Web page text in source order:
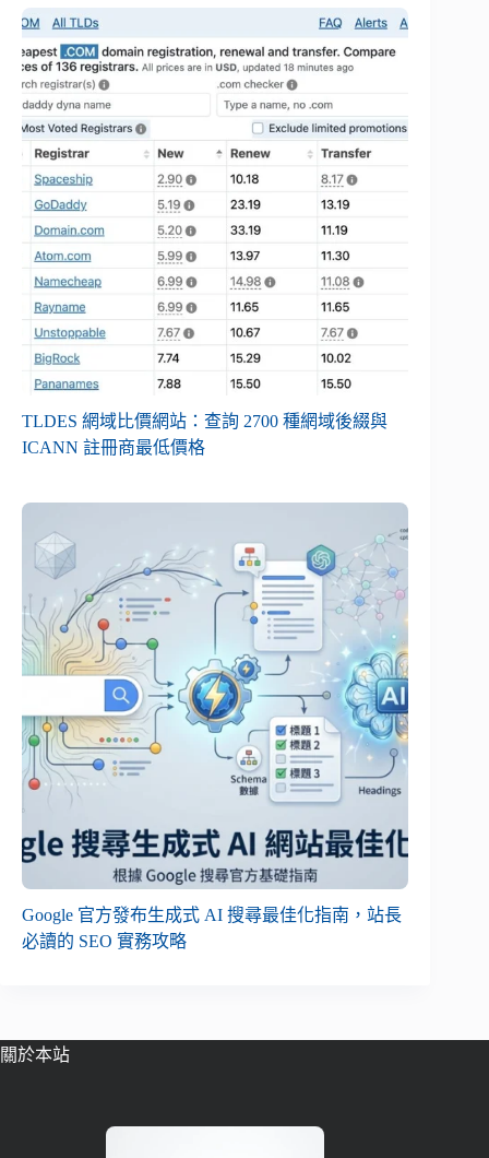
TLDES 網域比價網站：查詢 2700 種網域後綴與
ICANN 註冊商最低價格
Google 官方發布生成式 AI 搜尋最佳化指南，站長
必讀的 SEO 實務攻略
關於本站